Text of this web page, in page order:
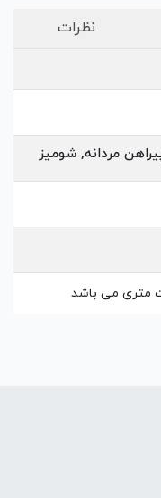
نظرات
مردانه, شومیز
متری می باشد